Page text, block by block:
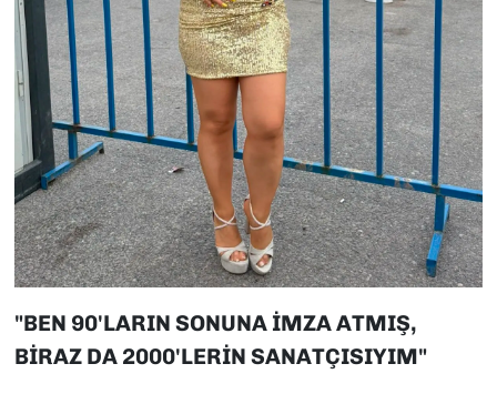
"BEN 90'LARIN SONUNA İMZA ATMIŞ,
BİRAZ DA 2000'LERİN SANATÇISIYIM"